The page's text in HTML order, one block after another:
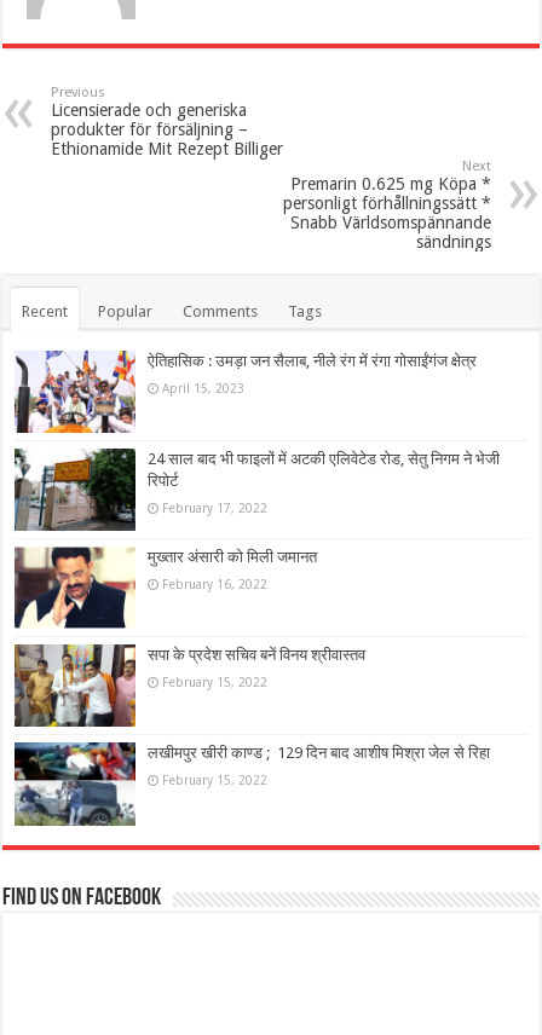
Previous
Licensierade och generiska
produkter för försäljning –
Ethionamide Mit Rezept Billiger
Next
Premarin 0.625 mg Köpa *
personligt förhållningssätt *
Snabb Världsomspännande
sändnings
Recent Popular Comments Tags
ऐतिहासिक : उमड़ा जन सैलाब, नीले रंग में रंगा गोसाईंगंज क्षेत्र
April 15, 2023
24 साल बाद भी फाइलों में अटकी एलिवेटेड रोड, सेतु निगम ने भेजी
रिपोर्ट
February 17, 2022
मुख्तार अंसारी को मिली जमानत
February 16, 2022
सपा के प्रदेश सचिव बनें विनय श्रीवास्तव
February 15, 2022
लखीमपुर खीरी काण्ड ; 129 दिन बाद आशीष मिश्रा जेल से रिहा
February 15, 2022
Find us on Facebook